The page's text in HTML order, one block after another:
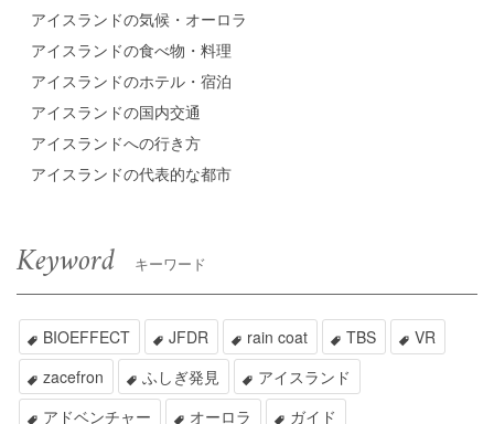
アイスランドの気候・オーロラ
アイスランドの食べ物・料理
アイスランドのホテル・宿泊
アイスランドの国内交通
アイスランドへの行き方
アイスランドの代表的な都市
Keyword キーワード
BIOEFFECT JFDR rain coat TBS
VR
zacefron
ふしぎ発見
アイスランド
アドベンチャー
オーロラ
ガイド